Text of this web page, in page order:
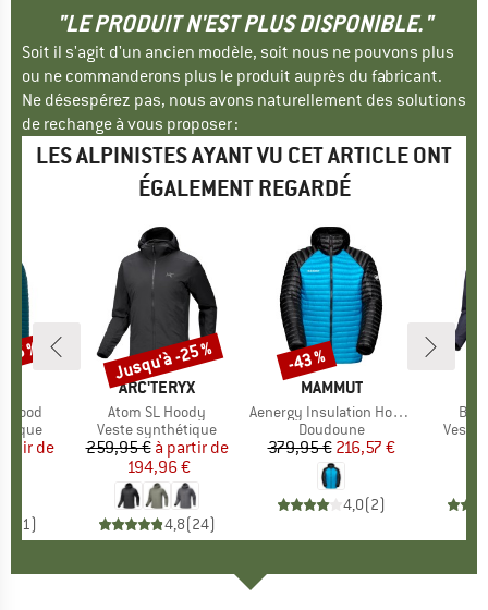
"LE PRODUIT N'EST PLUS DISPONIBLE."
Soit il s'agit d'un ancien modèle, soit nous ne pouvons plus
ou ne commanderons plus le produit auprès du fabricant.
Ne désespérez pas, nous avons naturellement des solutions
de rechange à vous proposer :
LES ALPINISTES AYANT VU CET ARTICLE ONT
ÉGALEMENT REGARDÉ
Hood
réduit
de
1)
%
MARQUE
ARC'TERYX
Article
Atom SL Hoody
Product group
Veste synthétique
Prix
259,95 € Prix réduit
à partir de
194,96 €
4,8(24)
Remise
Jusqu'à -25 %
MARQUE
MAMMUT
Article
Aenergy Insulation Hooded Jacket
Product group
Doudoune
Prix
379,95 €Prix réduit
216,57 €
4,0(2)
Remise
-43 %
Veste